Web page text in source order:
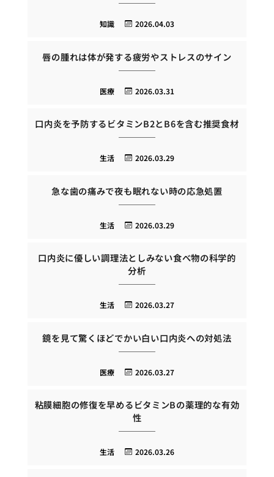
2026.04.03
知識
唇の腫れは体が発する疲労やストレスのサイン
2026.03.31
医療
口内炎を予防するビタミンB2とB6を含む推奨食材
2026.03.29
生活
急な歯の痛みで夜も眠れない時の応急処置
2026.03.29
生活
口内炎に優しい調理法としみない食べ物の科学的
分析
2026.03.27
生活
鏡を見て驚くほどでかい白い口内炎への対処法
2026.03.27
医療
粘膜細胞の修復を早めるビタミンBの薬理的な有効
性
2026.03.26
生活